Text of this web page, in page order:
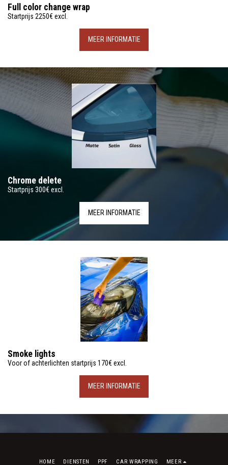
Full color change wrap
Startprijs 2250€ excl.
MEER INFORMATIE
Chrome delete
Startprijs 300€ excl.
MEER INFORMATIE
Smoke lights
Voor of achterlichten startprijs 170€ excl.
MEER INFORMATIE
HOME DIENSTEN PPF CAR WRAPPING MEER